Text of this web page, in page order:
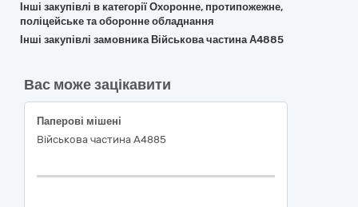
Інші закупівлі в категорії Охоронне, протипожежне,
поліцейське та оборонне обладнання
Інші закупівлі замовника Військова частина А4885
Вас може зацікавити
Паперові мішені
Військова частина А4885